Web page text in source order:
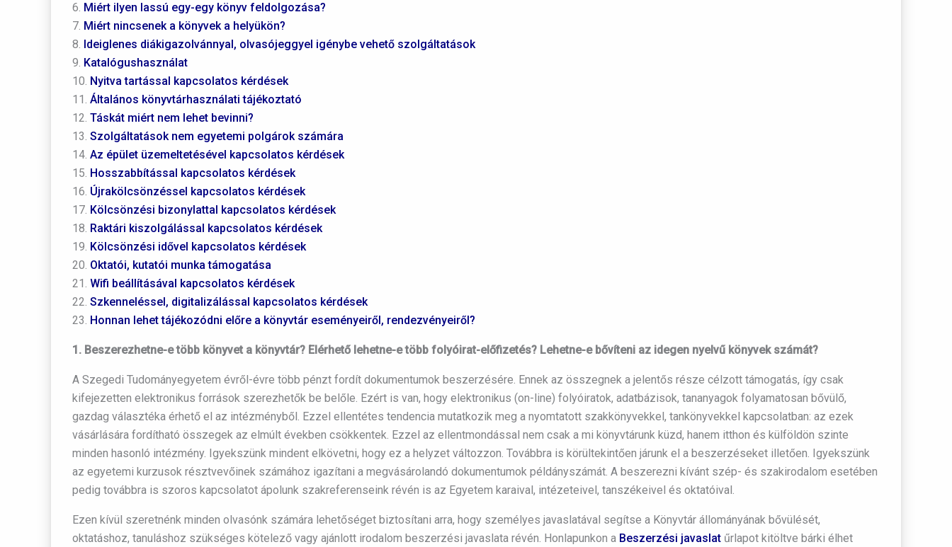
6. Miért ilyen lassú egy-egy könyv feldolgozása?
7. Miért nincsenek a könyvek a helyükön?
8. Ideiglenes diákigazolvánnyal, olvasójeggyel igénybe vehető szolgáltatások
9. Katalógushasználat
10. Nyitva tartással kapcsolatos kérdések
11. Általános könyvtárhasználati tájékoztató
12. Táskát miért nem lehet bevinni?
13. Szolgáltatások nem egyetemi polgárok számára
14. Az épület üzemeltetésével kapcsolatos kérdések
15. Hosszabbítással kapcsolatos kérdések
16. Újrakölcsönzéssel kapcsolatos kérdések
17. Kölcsönzési bizonylattal kapcsolatos kérdések
18. Raktári kiszolgálással kapcsolatos kérdések
19. Kölcsönzési idővel kapcsolatos kérdések
20. Oktatói, kutatói munka támogatása
21. Wifi beállításával kapcsolatos kérdések
22. Szkenneléssel, digitalizálással kapcsolatos kérdések
23. Honnan lehet tájékozódni előre a könyvtár eseményeiről, rendezvényeiről?
1. Beszerezhetne-e több könyvet a könyvtár? Elérhető lehetne-e több folyóirat-előfizetés? Lehetne-e bővíteni az idegen nyelvű könyvek számát?
A Szegedi Tudományegyetem évről-évre több pénzt fordít dokumentumok beszerzésére. Ennek az összegnek a jelentős része célzott támogatás, így csak
kifejezetten elektronikus források szerezhetők be belőle. Ezért is van, hogy elektronikus (on-line) folyóiratok, adatbázisok, tananyagok folyamatosan bővülő,
gazdag választéka érhető el az intézményből. Ezzel ellentétes tendencia mutatkozik meg a nyomtatott szakkönyvekkel, tankönyvekkel kapcsolatban: az ezek
vásárlására fordítható összegek az elmúlt években csökkentek. Ezzel az ellentmondással nem csak a mi könyvtárunk küzd, hanem itthon és külföldön szinte
minden hasonló intézmény. Igyekszünk mindent elkövetni, hogy ez a helyzet változzon. Továbbra is körültekintően járunk el a beszerzéseket illetően. Igyekszünk
az egyetemi kurzusok résztvevőinek számához igazítani a megvásárolandó dokumentumok példányszámát. A beszerezni kívánt szép- és szakirodalom esetében
pedig továbbra is szoros kapcsolatot ápolunk szakreferenseink révén is az Egyetem karaival, intézeteivel, tanszékeivel és oktatóival.
Ezen kívül szeretnénk minden olvasónk számára lehetőséget biztosítani arra, hogy személyes javaslatával segítse a Könyvtár állományának bővülését,
oktatáshoz, tanuláshoz szükséges kötelező vagy ajánlott irodalom beszerzési javaslata révén. Honlapunkon a Beszerzési javaslat űrlapot kitöltve bárki élhet